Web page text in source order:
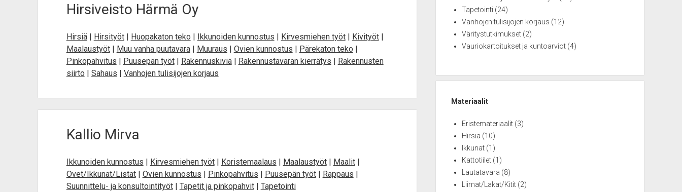
Hirsiveisto Härmä Oy
Hirsiä| Hirsityöt| Huopakaton teko | Ikkunoiden kunnostus | Kirvesmiehen työt| Kivityöt|
Maalaustyöt| Muu vanha puutavara| Muuraus | Ovien kunnostus | Pärekaton teko |
Pinkopahvitus | Puusepän työt| Rakennuskiviä| Rakennustavaran kierrätys | Rakennusten
siirto | Sahaus | Vanhojen tulisijojen korjaus
Kallio Mirva
Ikkunoiden kunnostus | Kirvesmiehen työt| Koristemaalaus | Maalaustyöt| Maalit|
Ovet/Ikkunat/Listat| Ovien kunnostus | Pinkopahvitus | Puusepän työt| Rappaus |
Suunnittelu- ja konsultointityöt| Tapetit ja pinkopahvit| Tapetointi
Tapetointi (24)
Vanhojen tulisijojen korjaus (12)
Väritystutkimukset (2)
Vauriokartoitukset ja kuntoarviot (4)
Materiaalit
Eristemateriaalit (3)
Hirsiä (10)
Ikkunat (1)
Kattotiilet (1)
Lautatavara (8)
Liimat/Lakat/Kitit (2)